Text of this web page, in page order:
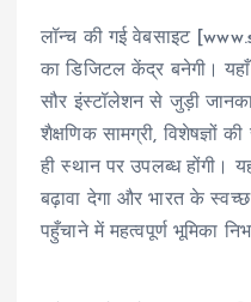
लॉन्च की गई वेबसाइट
का डिजिटल केंद्र बनेगी। यहाँ
सौर इंस्टॉलेशन से जुड़ी
शैक्षणिक सामग्री, विशेषज्ञों
ही स्थान पर उपलब्ध होंगी।
बढ़ावा देगा और भारत के
पहुँचाने में महत्वपूर्ण भूमिका